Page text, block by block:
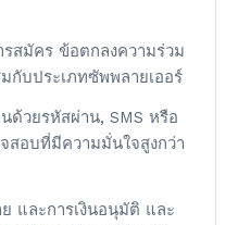
รสมัคร ข้อตกลงความร่วม
กับประเภทซัพพลายเออร์
ด้วยรหัสผ่าน, SMS หรือ
สอบที่มีความมั่นใจสูงกว่า
และการเงินอนุมัติ และ